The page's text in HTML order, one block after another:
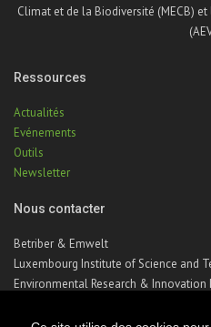
Climat et de la Biodiversité (MECB)
Ressources
Actualités
Evénements
Outils
Newsletter
Nous contacter
Betriber & Emwelt
Luxembourg Institute of Science and
Environmental Research & Innovation
Téléphone : +352 275 888 – 1